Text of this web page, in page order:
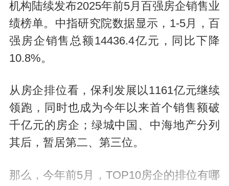
机构陆续发布2025年前5月百强房企销售业
绩榜单。中指研究院数据显示，1-5月，百
强房企销售总额14436.4亿元，同比下降
10.8%。
从房企排位看，保利发展以1161亿元继续
领跑，同时也成为今年以来首个销售额破
千亿元的房企；绿城中国、中海地产分列
其后，暂居第二、第三位。
那么，今年前5月，TOP10房企的排位有哪